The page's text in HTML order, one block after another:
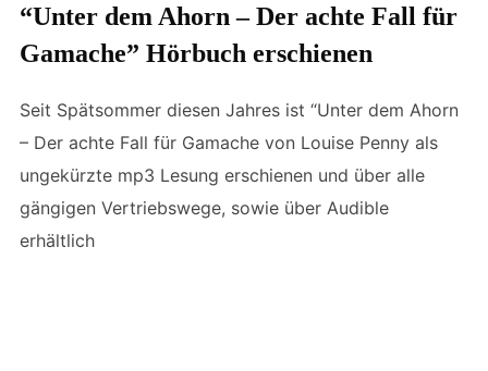
“Unter dem Ahorn – Der achte Fall für
Gamache” Hörbuch erschienen
Seit Spätsommer diesen Jahres ist “Unter dem Ahorn
– Der achte Fall für Gamache von Louise Penny als
ungekürzte mp3 Lesung erschienen und über alle
gängigen Vertriebswege, sowie über Audible
erhältlich